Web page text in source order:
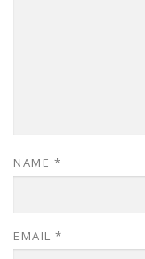
NAME *
EMAIL *